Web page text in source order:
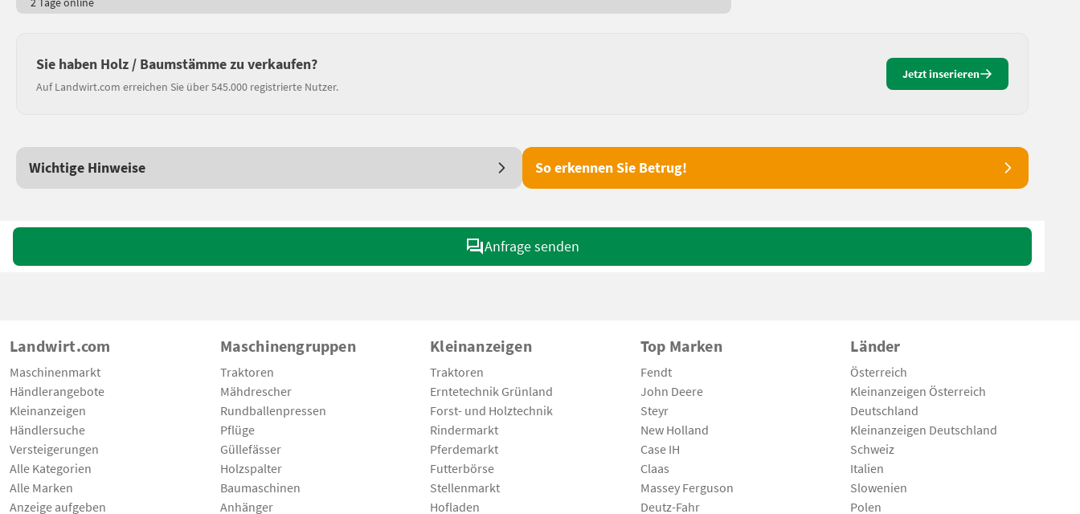
Sie haben Holz / Baumstämme zu verkaufen?
Auf Landwirt.com erreichen Sie über 545.000 registrierte Nutzer.
Jetzt inserieren
Wichtige Hinweise So erkennen Sie Betrug!
Anfrage senden
Landwirt.com
Maschinenmarkt
Händlerangebote
Kleinanzeigen
Händlersuche
Versteigerungen
Alle Kategorien
Alle Marken
Anzeige aufgeben
Maschinengruppen
Traktoren
Mähdrescher
Rundballenpressen
Pflüge
Güllefässer
Holzspalter
Baumaschinen
Anhänger
Kleinanzeigen
Traktoren
Erntetechnik Grünland
Forst- und Holztechnik
Rindermarkt
Pferdemarkt
Futterbörse
Stellenmarkt
Hofladen
Top Marken
Fendt
John Deere
Steyr
New Holland
Case IH
Claas
Massey Ferguson
Deutz-Fahr
Länder
Österreich
Kleinanzeigen Österreich
Deutschland
Kleinanzeigen Deutschland
Schweiz
Italien
Slowenien
Polen